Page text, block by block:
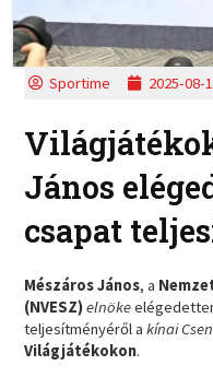
Sportime 2025-08-
János
csapat
Mészáros János, a
(NVESZ)elnöke
teljesítményéről akínai
Világjátékokon.